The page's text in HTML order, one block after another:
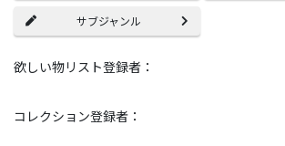
サブジャンル
欲しい物リスト登録者：
コレクション登録者：